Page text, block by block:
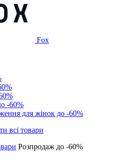
Fox
-60%
для жінок до -60%
Розпродаж до -60%